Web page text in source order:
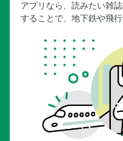
アプリなら、読みたい雑
することで、地下鉄や飛